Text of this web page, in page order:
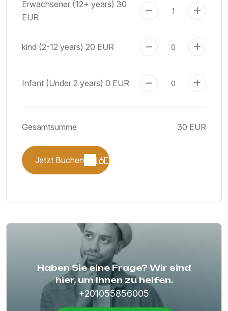
Erwachsener (12+ years) 30
EUR
kind (2-12 years) 20 EUR
Infant (Under 2 years) 0 EUR
Gesamtsumme 30 EUR
Jetzt Buchen
Haben Sie eine Frage? Wir sind
hier, um Ihnen zu helfen.
+201055856005